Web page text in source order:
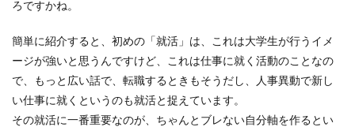
ろですかね。
簡単に紹介すると、初めの「就活」は、これは大学生が行うイメ
ージが強いと思うんですけど、これは仕事に就く活動のことなの
で、もっと広い話で、転職するときもそうだし、人事異動で新し
い仕事に就くというのも就活と捉えています。
その就活に一番重要なのが、ちゃんとブレない自分軸を作るとい